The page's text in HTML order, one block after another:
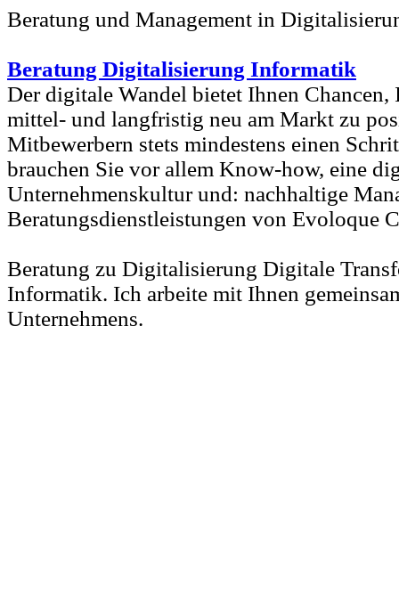
Beratung und Management in
Beratung Digitalisierung Informatik
Der digitale Wandel bietet Ihnen Chancen,
mittel- und langfristig neu am Markt zu
Mitbewerbern stets mindestens einen
brauchen Sie vor allem Know-how, eine
Unternehmenskultur und: nachhaltige
Beratungsdienstleistungen von Evoloque
Beratung zu Digitalisierung Digitale
Informatik. Ich arbeite mit Ihnen
Unternehmens.